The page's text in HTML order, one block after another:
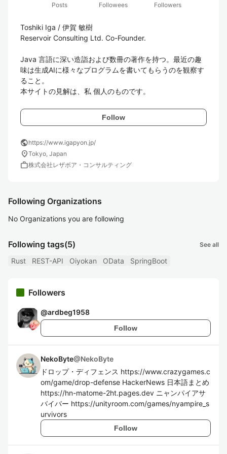
Posts
Followees
Followers
Toshiki Iga / 伊賀 敏樹
Reservoir Consulting Ltd. Co-Founder.
Java 言語に深い造詣および数冊の著作を持つ。最近の趣
味は生成AIに様々なプログラムを書いてもらうのを観察す
ること。
本サイトの見解は、私 個人のものです。
Follow
publichttps://www.igapyon.jp/
location_onTokyo, Japan
work株式会社レザボア・コンサルティング
Following Organizations
No Organizations you are following
Following tags(5) See all
Rust REST-API Oiyokan OData SpringBoot
Followers
@ardbeg1958
Follow
NekoByte@NekoByte
ドロップ・ディフェンス https://www.crazygames.c
om/game/drop-defense HackerNews 日本語まとめ
https://hn-matome-2ht.pages.dev ニャンパイアサ
バイバー https://unityroom.com/games/nyampire_s
urvivors
Follow